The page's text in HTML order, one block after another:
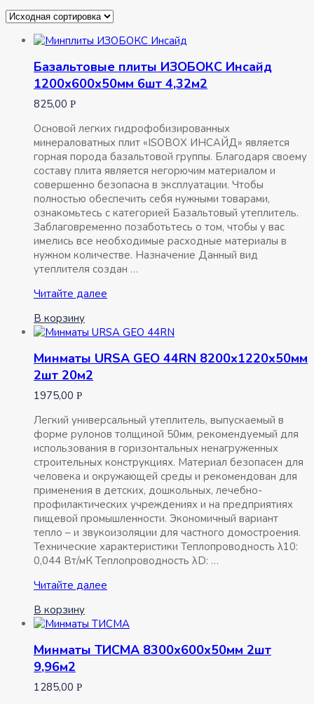
Базальтовые плиты ИЗОБОКС Инсайд
1200х600х50мм 6шт 4,32м2
825,00 Р
Основой легких гидрофобизированных
минераловатных плит «ISOBOX ИНСАЙД» является
горная порода базальтовой группы. Благодаря своему
составу плита является негорючим материалом и
совершенно безопасна в эксплуатации. Чтобы
полностью обеспечить себя нужными товарами,
ознакомьтесь с категорией Базальтовый утеплитель.
Заблаговременно позаботьтесь о том, чтобы у вас
имелись все необходимые расходные материалы в
нужном количестве. Назначение Данный вид
утеплителя создан …
Базальтовые
ИЗОБОКС
Инсайд
6шт
4,32м2
Читайте далее
В корзину
Минматы URSA GEO 44RN 8200х1220х50мм
2шт 20м2
1975,00 Р
Легкий универсальный утеплитель, выпускаемый в
форме рулонов толщиной 50мм, рекомендуемый для
использования в горизонтальных ненагруженных
строительных конструкциях. Материал безопасен для
человека и окружающей среды и рекомендован для
применения в детских, дошкольных, лечебно-
профилактических учреждениях и на предприятиях
пищевой промышленности. Экономичный вариант
тепло – и звукоизоляции для частного домостроения.
Технические характеристики Теплопроводность λ10:
0,044 Вт/мК Теплопроводность λD: …
Минматы
GEO
44RN
2шт
20м2
Читайте далее
В корзину
Минматы ТИСМА 8300х600х50мм 2шт
9,96м2
1285,00 Р